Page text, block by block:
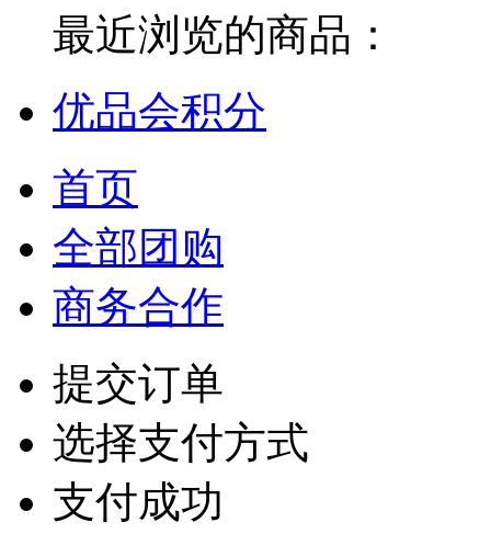
最近浏览的商品：
优品会积分
首页
全部团购
商务合作
提交订单
选择支付方式
支付成功